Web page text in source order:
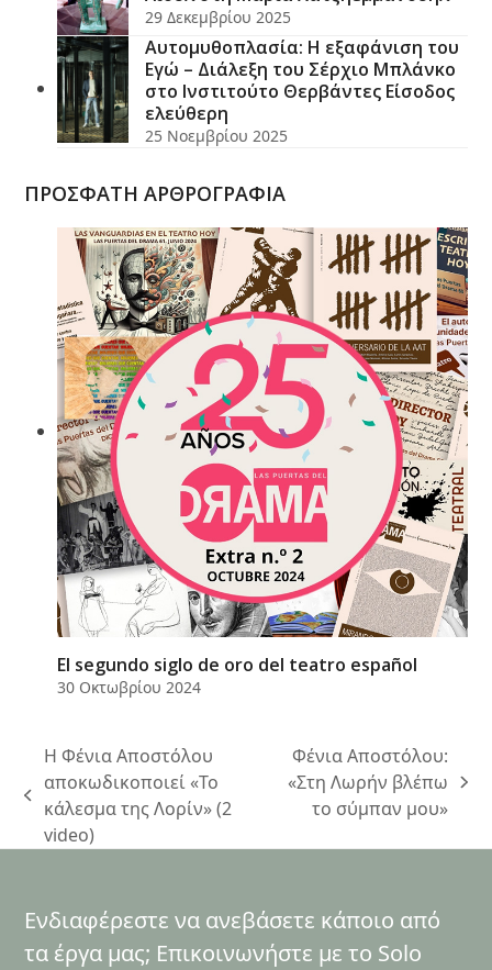
29 Δεκεμβρίου 2025
Αυτομυθοπλασία: Η εξαφάνιση του
Εγώ – Διάλεξη του Σέρχιο Μπλάνκο
στο Ινστιτούτο Θερβάντες Είσοδος
ελεύθερη
25 Νοεμβρίου 2025
ΠΡΟΣΦΑΤΗ ΑΡΘΡΟΓΡΑΦΙΑ
El segundo siglo de oro del teatro español
30 Οκτωβρίου 2024
previous
post:
Η Φένια Αποστόλου
αποκωδικοποιεί «Το
κάλεσμα της Λορίν» (2
video)
next
post:
Φένια Αποστόλου:
«Στη Λωρήν βλέπω
το σύμπαν μου»
Ενδιαφέρεστε να ανεβάσετε κάποιο από
τα έργα μας; Επικοινωνήστε με το Solo